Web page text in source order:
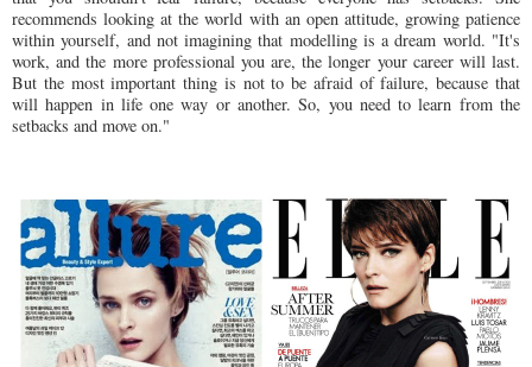
recommends looking at the world with an open attitude, growing patience
within yourself, and not imagining that modelling is a dream world. "It's
work, and the more professional you are, the longer your career will last.
But the most important thing is not to be afraid of failure, because that
will happen in life one way or another. So, you need to learn from the
setbacks and move on."